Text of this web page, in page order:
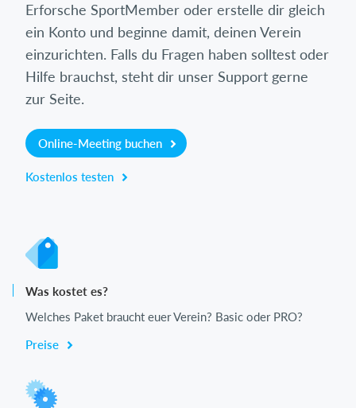
Erforsche SportMember oder erstelle dir gleich
ein Konto und beginne damit, deinen Verein
einzurichten. Falls du Fragen haben solltest oder
Hilfe brauchst, steht dir unser Support gerne
zur Seite.
Online-Meeting buchen
Kostenlos testen
Was kostet es?
Welches Paket braucht euer Verein? Basic oder PRO?
Preise